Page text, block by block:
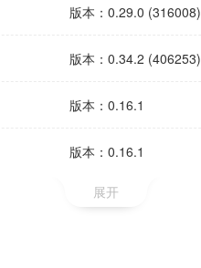
版本：0.29.0 (316008)
版本：0.34.2 (406253)
版本：0.16.1
版本：0.16.1
展开